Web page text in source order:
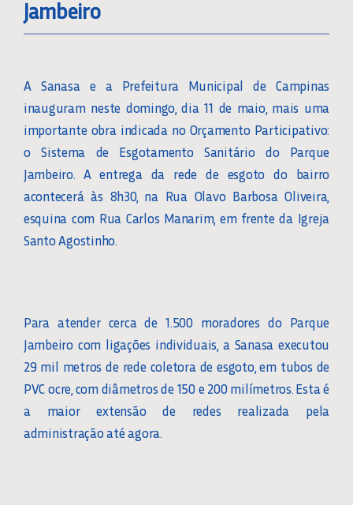
Jambeiro
A Sanasa e a Prefeitura Municipal de Campinas
inauguram neste domingo, dia 11 de maio, mais uma
importante obra indicada no Orçamento Participativo:
o Sistema de Esgotamento Sanitário do Parque
Jambeiro. A entrega da rede de esgoto do bairro
acontecerá às 8h30, na Rua Olavo Barbosa Oliveira,
esquina com Rua Carlos Manarim, em frente da Igreja
Santo Agostinho.
Para atender cerca de 1.500 moradores do Parque
Jambeiro com ligações individuais, a Sanasa executou
29 mil metros de rede coletora de esgoto, em tubos de
PVC ocre, com diâmetros de 150 e 200 milímetros. Esta é
a maior extensão de redes realizada pela
administração até agora.